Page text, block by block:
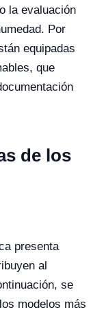
la evaluación
Por
equipadas
que
de los
presenta
al
se
modelos más